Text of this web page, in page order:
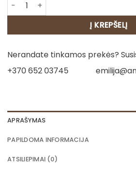
Į KREPŠELĮ
Nerandate tinkamos prekės?
+370 652 03745
APRAŠYMAS
PAPILDOMA INFORMACIJA
ATSILIEPIMAI (0)